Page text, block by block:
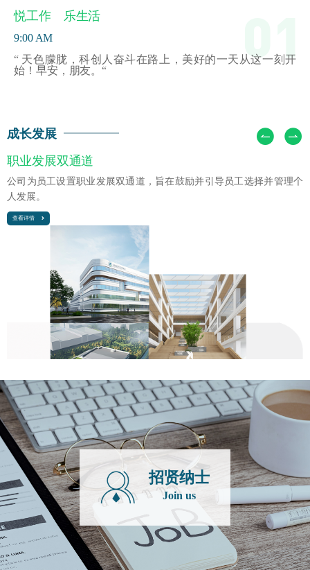
悦工作 乐生活
9:00 AM
“ 天色朦胧，科创人奋斗在路上，美好的一天从这一刻开
始！早安，朋友。“
01
人物故事
成长发展
职业发展双通道
公司为员工设置职业发展双通道，旨在鼓励并引导员工选择并管理个
人发展。
查看详情
招贤纳士
Join us